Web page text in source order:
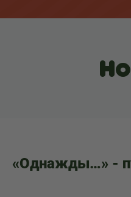
«Однажды…» -